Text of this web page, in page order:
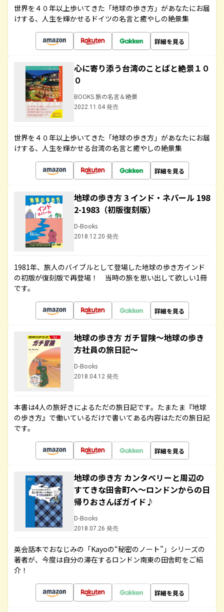
世界を４０年以上歩いてきた「地球の歩き方」があなたにお届
けする、人生を輝かせるドイツの名言と癒やしの絶景集
詳細を見る
心に寄り添う台湾のことばと絶景１０
０
BOOKS 旅の名言＆絶景
2022.11.04 発売
世界を４０年以上歩いてきた「地球の歩き方」があなたにお届
けする、人生を輝かせる台湾の名言と癒やしの絶景集
詳細を見る
地球の歩き方 3 インド・ネパール 198
2-1983（初版復刻版）
D-Books
2018.12.20 発売
1981年、旅人のバイブルとして登場した地球の歩き方インド
の初版が復刻版で再登場！ 当時の旅を思い出して欲しい1冊
です。
詳細を見る
地球の歩き方 ガチ冒険～地球の歩き
方社員の旅日記～
D-Books
2018.04.12 発売
本書は4人の旅好きによるただの旅日記です。たまたま『地球
の歩き方』で働いているだけで書いてある内容はただの旅日記
です。
詳細を見る
地球の歩き方 カンタベリーと周辺の
すてきな田舎町へ～ロンドンからの日
帰りおさんぽガイド♪
D-Books
2018.07.26 発売
英会話本でおなじみの「Kayoの“秘密のノート”」シリーズの
著者が、今度は自分の滞在するロンドン南東の田舎町をご紹
介！
詳細を見る